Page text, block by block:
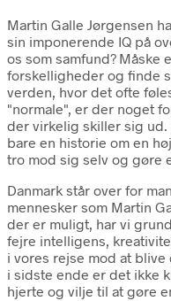
Martin Galle Jørgensen
sin imponerende IQ på
os som samfund? Måske
forskelligheder og finde
verden, hvor det ofte
"normale", er der noget
der virkelig skiller sig ud.
bare en historie om en
tro mod sig selv og gøre
Danmark står over for
mennesker som Martin
der er muligt, har vi
fejre intelligens,
i vores rejse mod at
i sidste ende er det ikke
hjerte og vilje til at gøre